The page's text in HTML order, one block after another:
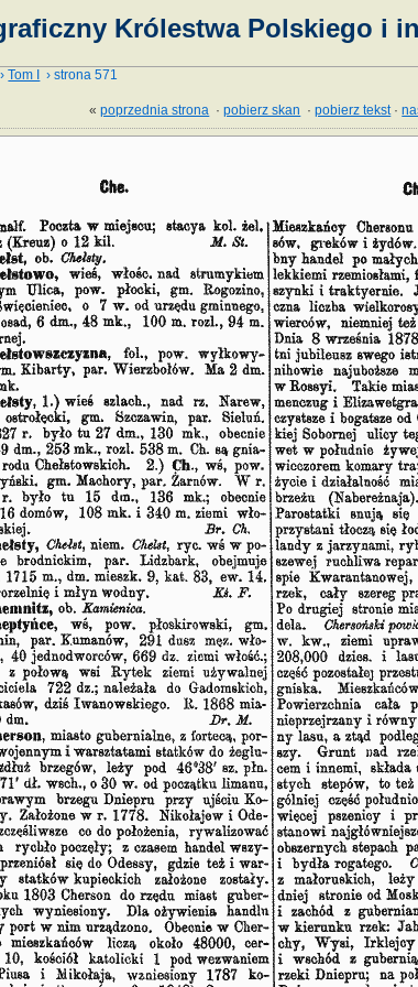
Królestwa Polskiego i
›Tom I › strona 571
«poprzednia strona ·pobierz skan ·pobierz tekst·